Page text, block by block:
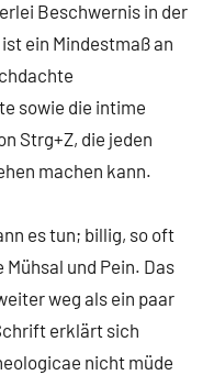
Be­schwernis in der
ein Mindestmaß an
sowie die intime
Strg+Z, die jeden
machen kann.
es tun; billig, so oft
und Pein. Das
weg als ein paar
erklärt sich
nicht müde